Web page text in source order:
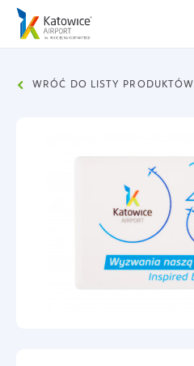
WRÓĆ DO LISTY PRODUKTÓW